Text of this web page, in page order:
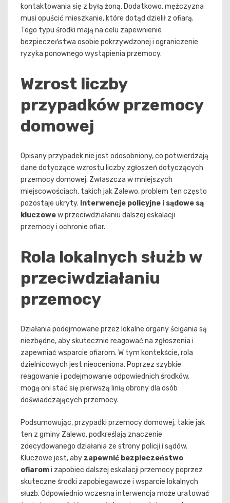
kontaktowania się z byłą żoną. Dodatkowo, mężczyzna
musi opuścić mieszkanie, które dotąd dzielił z ofiarą.
Tego typu środki mają na celu zapewnienie
bezpieczeństwa osobie pokrzywdzonej i ograniczenie
ryzyka ponownego wystąpienia przemocy.
Wzrost liczby
przypadków przemocy
domowej
Opisany przypadek nie jest odosobniony, co potwierdzają
dane dotyczące wzrostu liczby zgłoszeń dotyczących
przemocy domowej. Zwłaszcza w mniejszych
miejscowościach, takich jak Zalewo, problem ten często
pozostaje ukryty. Interwencje policyjne i sądowe są
kluczowew przeciwdziałaniu dalszej eskalacji
przemocy i ochronie ofiar.
Rola lokalnych służb w
przeciwdziałaniu
przemocy
Działania podejmowane przez lokalne organy ścigania są
niezbędne, aby skutecznie reagować na zgłoszenia i
zapewniać wsparcie ofiarom. W tym kontekście, rola
dzielnicowych jest nieoceniona. Poprzez szybkie
reagowanie i podejmowanie odpowiednich środków,
mogą oni stać się pierwszą linią obrony dla osób
doświadczających przemocy.
Podsumowując, przypadki przemocy domowej, takie jak
ten z gminy Zalewo, podkreślają znaczenie
zdecydowanego działania ze strony policji i sądów.
Kluczowe jest, aby zapewnić bezpieczeństwo
ofiaromi zapobiec dalszej eskalacji przemocy poprzez
skuteczne środki zapobiegawcze i wsparcie lokalnych
służb. Odpowiednio wczesna interwencja może uratować